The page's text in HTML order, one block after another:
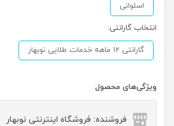
اسلوانی
انتخاب گارانتی:
گارانتی 12 ماهه خدمات طلایی نوبهار
ویژگی‌های محصول
فروشنده: فروشگاه اینترنتی نوبهار